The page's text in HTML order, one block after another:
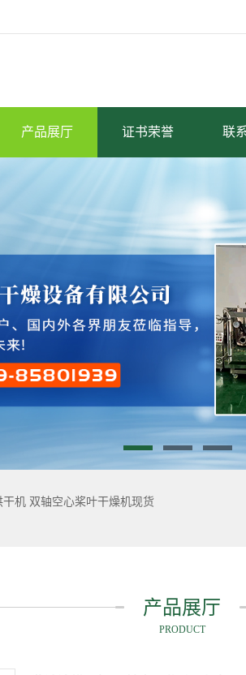
产品展厅 证书荣誉 联
干机 双轴空心桨叶干燥机现货
产品展厅
PRODUCT